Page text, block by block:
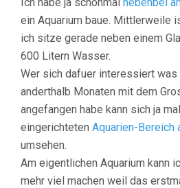
ein Aquarium baue. Mittlerweile
ich sitze gerade neben einem
600 Litern Wasser.
Wer sich dafuer interessiert
anderthalb Monaten mit dem
angefangen habe kann sich ja
eingerichteten Aquarien-Bereich
umsehen.
Am eigentlichen Aquarium kann
mehr viel machen weil das